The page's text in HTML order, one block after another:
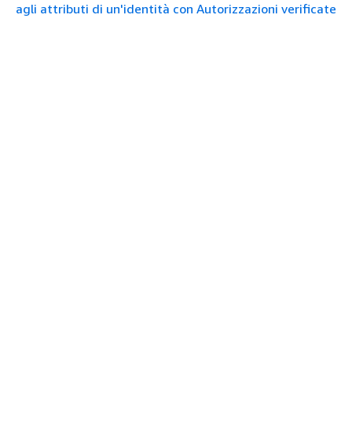
agli attributi di un'identità con Autorizzazioni verificate